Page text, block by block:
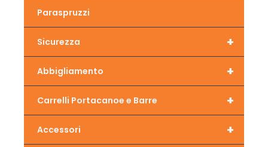
Paraspruzzi
+
Sicurezza
+
Abbigliamento
+
Carrelli Portacanoe e Barre
+
Accessori